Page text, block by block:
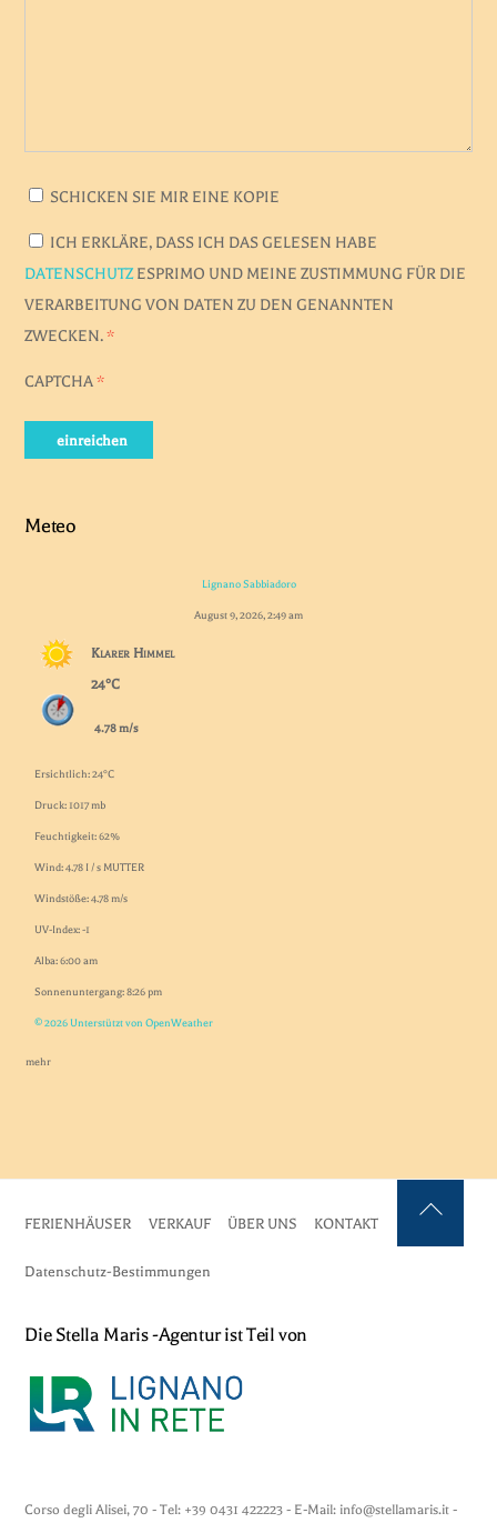
SCHICKEN SIE MIR EINE KOPIE
ICH ERKLÄRE, DASS ICH DAS GELESEN HABE
DATENSCHUTZESPRIMO UND MEINE ZUSTIMMUNG FÜR DIE
VERARBEITUNG VON DATEN ZU DEN GENANNTEN
ZWECKEN. *
CAPTCHA *
einreichen
Meteo
Lignano Sabbiadoro
August 9, 2026, 2:49 am
Klarer Himmel
24°C
4.78 m/s
Ersichtlich: 24°C
Druck: 1017 mb
Feuchtigkeit: 62%
Wind: 4.78 I / s MUTTER
Windstöße: 4.78 m/s
UV-Index: -1
Alba: 6:00 am
Sonnenuntergang: 8:26 pm
© 2026 Unterstützt von OpenWeather
mehr
FERIENHÄUSER VERKAUF ÜBER UNS KONTAKT
Datenschutz-Bestimmungen
Die Stella Maris -Agentur ist Teil von
Corso degli Alisei, 70 - Tel: +39 0431 422223 - E-Mail: info@stellamaris.it -